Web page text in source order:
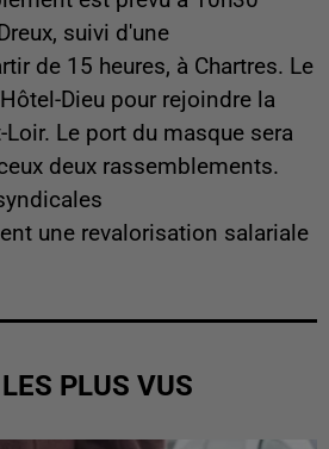
suivi d'une
de 15 heures, à Chartres. Le
Dieu pour rejoindre la
Loir. Le port du masque sera
deux rassemblements.
une revalorisation salariale
PLUS VUS